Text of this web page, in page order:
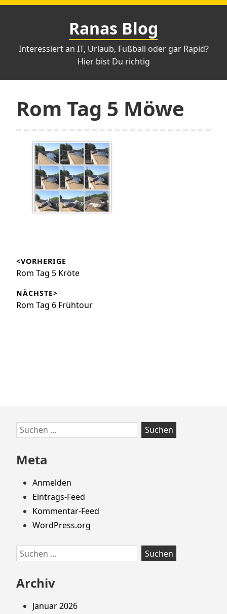
Zum
Ranas Blog
Interessiert an IT, Urlaub, Fußball oder gar Rapid?
Hier bist Du richtig
Rom Tag 5 Möwe
<VORHERIGE
Vorheriger
Rom Tag 5 Kröte
NÄCHSTE>
Nächster
Rom Tag 6 Frühtour
Zum
Footer
springen
Suchen
nach:
Meta
Anmelden
Eintrags-Feed
Kommentar-Feed
WordPress.org
Suchen
nach:
Archiv
Januar 2026